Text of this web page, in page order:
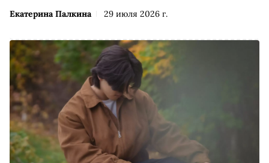
Екатерина Палкина 29 июля 2026 г.